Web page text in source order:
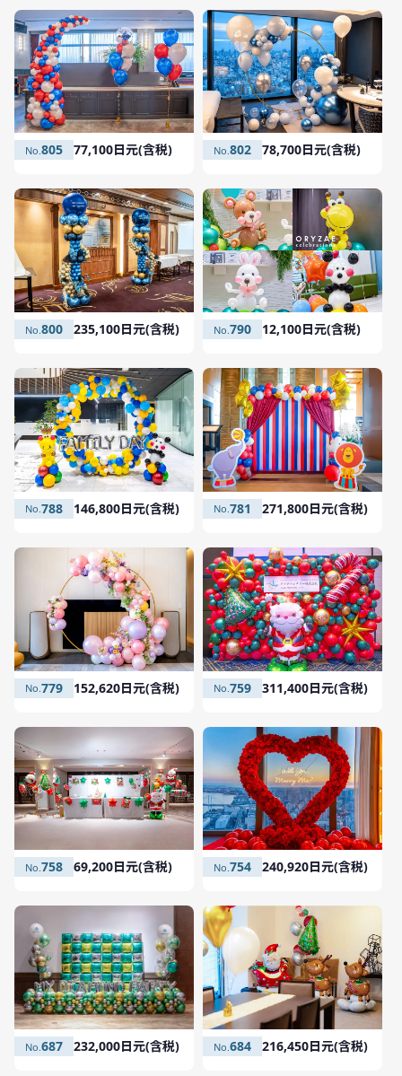
805 77,100日元(含税) 802 78,700日元(含税)
800 235,100日元(含税) 790 12,100日元(含税)
788 146,800日元(含税) 781 271,800日元(含税)
779 152,620日元(含税) 759 311,400日元(含税)
758 69,200日元(含税) 754 240,920日元(含税)
687 232,000日元(含税) 684 216,450日元(含税)